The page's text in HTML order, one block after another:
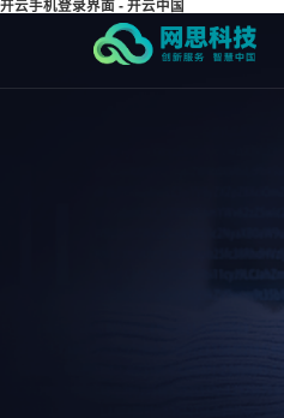
开云手机登录界面 - 开云中国